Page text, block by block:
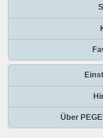
Über